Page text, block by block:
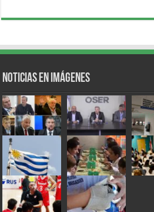
Noticias en Imágenes